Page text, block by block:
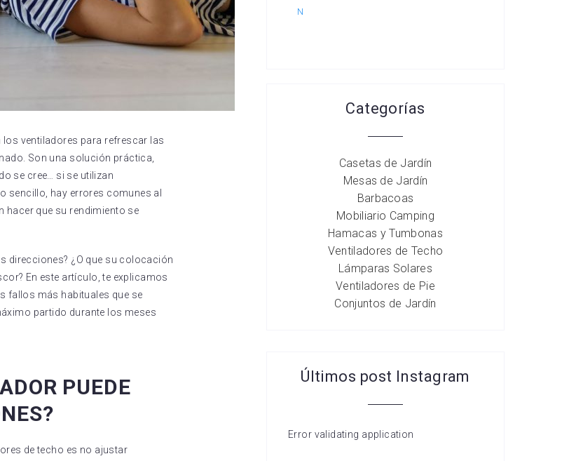
ventiladores para refrescar las
Son una solución práctica,
se cree… si se utilizan
sencillo, hay errores comunes al
hacer que su rendimiento se
direcciones? ¿O que su colocación
En este artículo, te explicamos
fallos más habituales que se
partido durante los meses
PUEDE
de techo es no ajustar
N
Categorías
Casetas de Jardín
Mesas de Jardín
Barbacoas
Mobiliario Camping
Hamacas y Tumbonas
Ventiladores de Techo
Lámparas Solares
Ventiladores de Pie
Conjuntos de Jardín
Últimos post Instagram
Error validating application